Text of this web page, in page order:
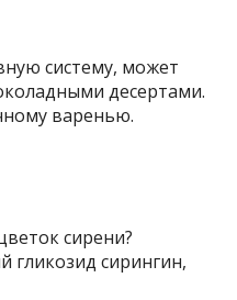
систему, может
десертами.
варенью.
сирени?
гликозид сирингин,